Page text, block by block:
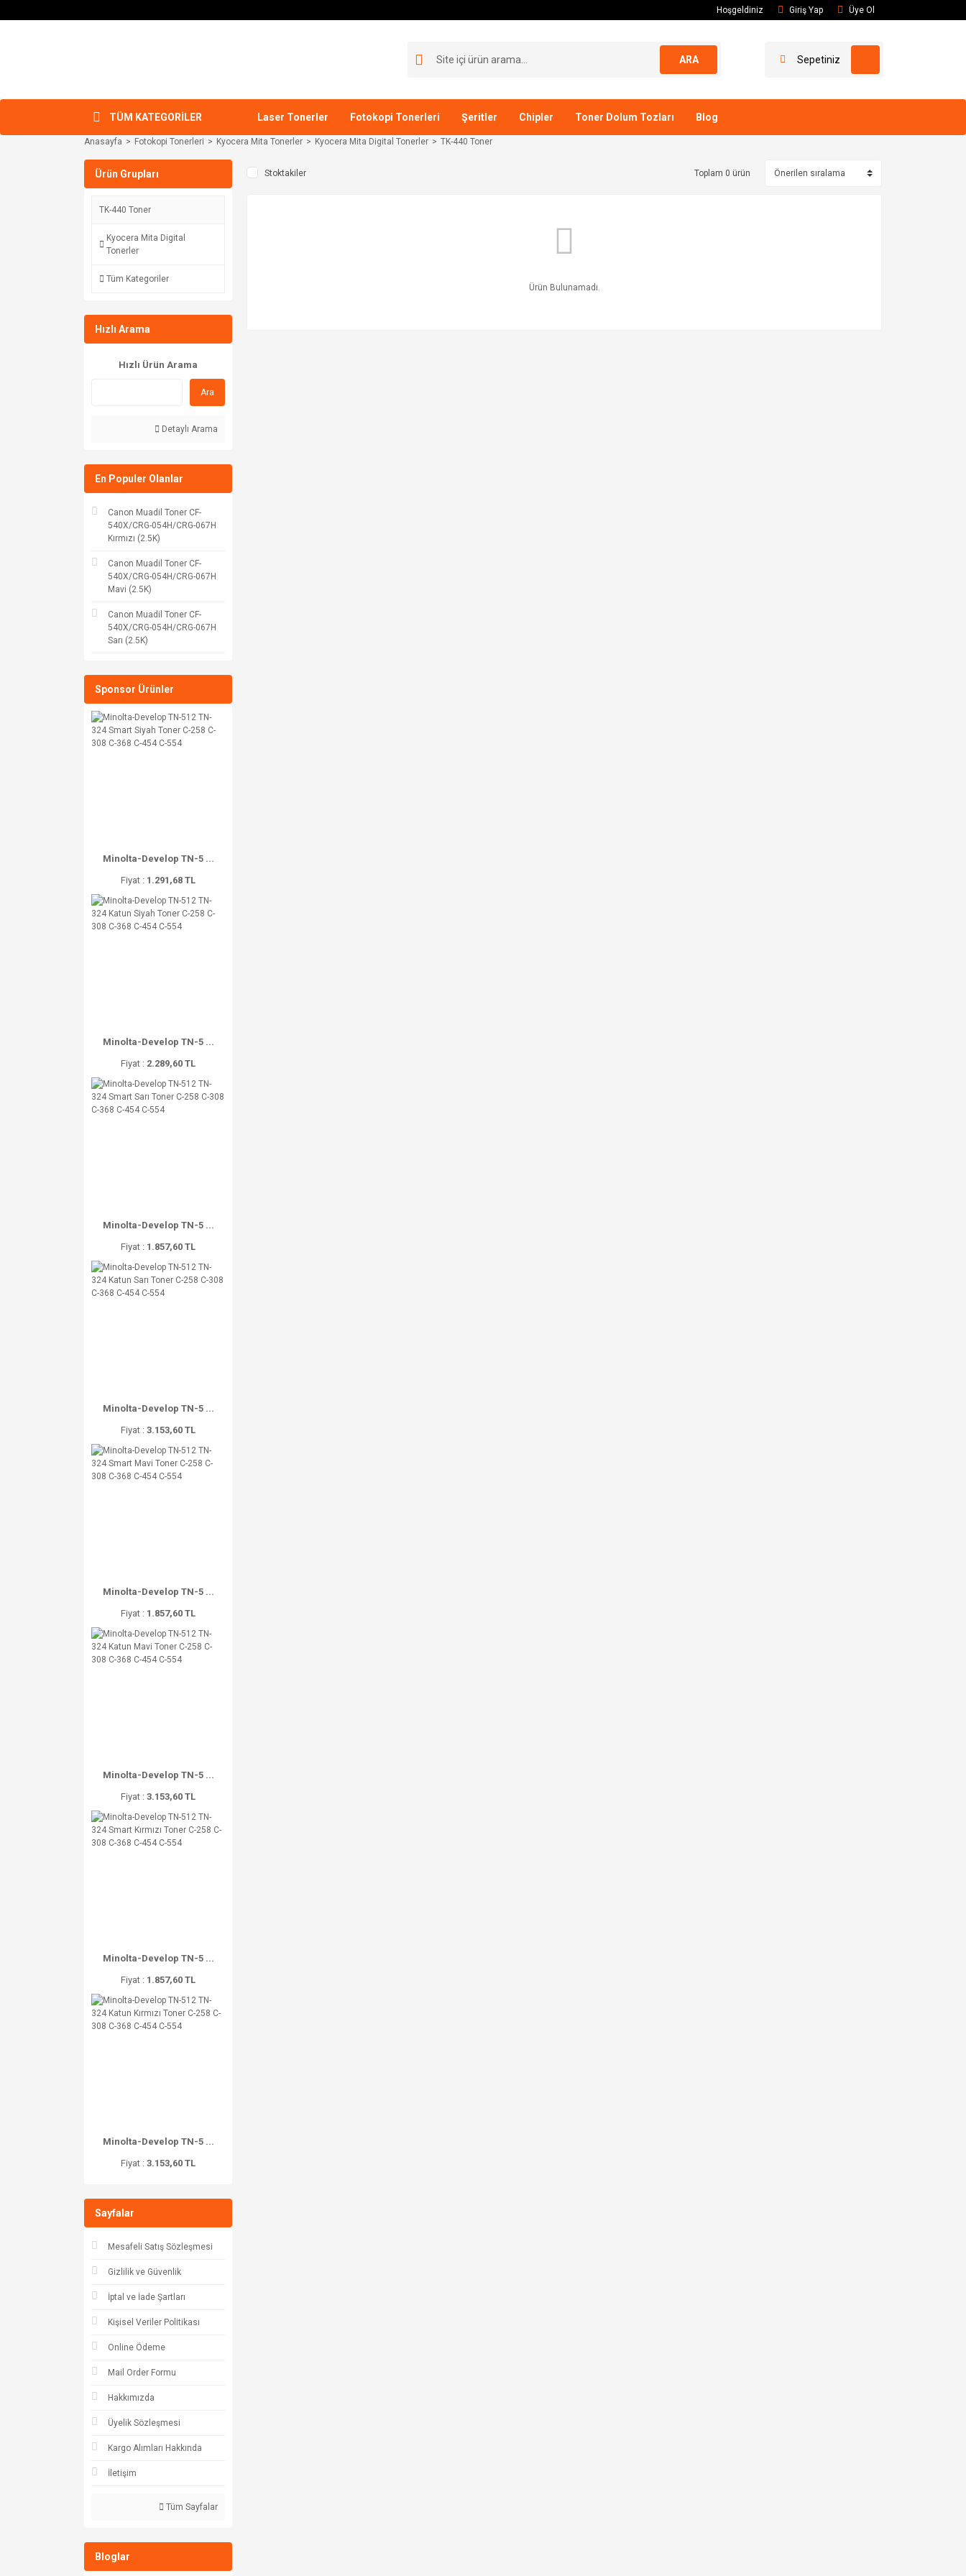
Hoşgeldiniz Giriş Yap Üye Ol
ARA Sepetiniz
TÜM KATEGORİLER Laser Tonerler Fotokopi Tonerleri Şeritler Chipler Toner Dolum Tozları Blog
Anasayfa Fotokopi Tonerleri Kyocera Mita Tonerler Kyocera Mita Digital Tonerler TK-440 Toner
Ürün Grupları
TK-440 Toner
Kyocera Mita Digital
Tonerler
Tüm Kategoriler
Hızlı Arama
Hızlı Ürün Arama
Ara
Detaylı Arama
En Populer Olanlar
Canon Muadil Toner CF-
540X/CRG-054H/CRG-067H
Kırmızı (2.5K)
Canon Muadil Toner CF-
540X/CRG-054H/CRG-067H
Mavi (2.5K)
Canon Muadil Toner CF-
540X/CRG-054H/CRG-067H
Sarı (2.5K)
Sponsor Ürünler
Minolta-Develop TN-5 ...
Fiyat : 1.291,68 TL
Minolta-Develop TN-5 ...
Fiyat : 2.289,60 TL
Minolta-Develop TN-5 ...
Fiyat : 1.857,60 TL
Minolta-Develop TN-5 ...
Fiyat : 3.153,60 TL
Minolta-Develop TN-5 ...
Fiyat : 1.857,60 TL
Minolta-Develop TN-5 ...
Fiyat : 3.153,60 TL
Minolta-Develop TN-5 ...
Fiyat : 1.857,60 TL
Minolta-Develop TN-5 ...
Fiyat : 3.153,60 TL
Sayfalar
Mesafeli Satış Sözleşmesi
Gizlilik ve Güvenlik
İptal ve İade Şartları
Kişisel Veriler Politikası
Online Ödeme
Mail Order Formu
Hakkımızda
Üyelik Sözleşmesi
Kargo Alımları Hakkında
İletişim
Tüm Sayfalar
Bloglar
Stoktakiler Toplam 0 ürün
Ürün Bulunamadı.